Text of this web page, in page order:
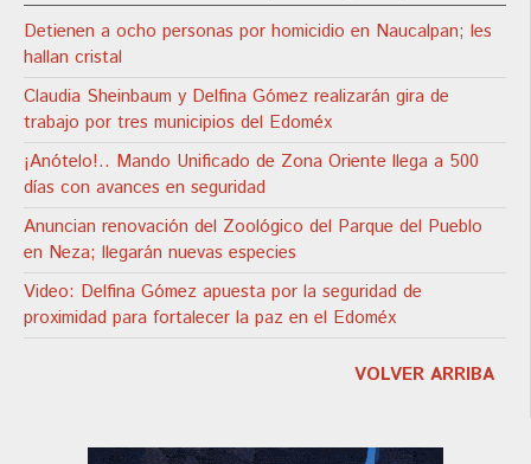
Detienen a ocho personas por homicidio en Naucalpan; les
hallan cristal
Claudia Sheinbaum y Delfina Gómez realizarán gira de
trabajo por tres municipios del Edoméx
¡Anótelo!.. Mando Unificado de Zona Oriente llega a 500
días con avances en seguridad
Anuncian renovación del Zoológico del Parque del Pueblo
en Neza; llegarán nuevas especies
Video: Delfina Gómez apuesta por la seguridad de
proximidad para fortalecer la paz en el Edoméx
VOLVER ARRIBA